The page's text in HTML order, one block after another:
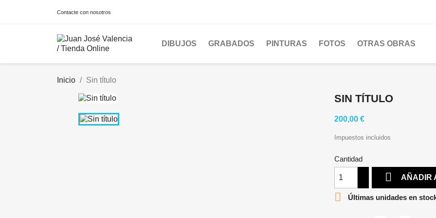
Contacte con nosotros
DIBUJOS GRABADOS PINTURAS FOTOS OTRAS OBRAS
Inicio Sin título
SIN TÍTULO
200,00 €
Impuestos incluidos
Cantidad
 AÑADIR
 Últimas unidades en